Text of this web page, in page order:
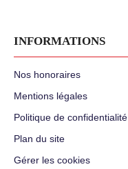
INFORMATIONS
Nos honoraires
Mentions légales
Politique de confidentialité
Plan du site
Gérer les cookies